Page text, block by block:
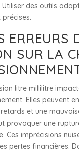
Utiliser des outils
ERREURS
SUR LA
litre millilitre
Elles peuvent
et une
provoquer une
Ces imprécisions
pertes financières.